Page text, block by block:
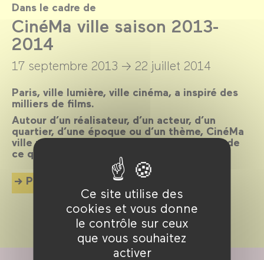
Ce site utilise des
cookies et vous donne
le contrôle sur ceux
que vous souhaitez
activer
Dans le cadre de
CinéMa ville saison 2013-
2014
17 septembre 2013 → 22 juillet 2014
Paris, ville lumière, ville cinéma, a inspiré des
milliers de films.
Autour d’un réalisateur, d’un acteur, d’un
quartier, d’une époque ou d’un thème, CinéMa
ville propose chaque mois une exploration de
ce qui palpite dans la cité.
Plus d'info